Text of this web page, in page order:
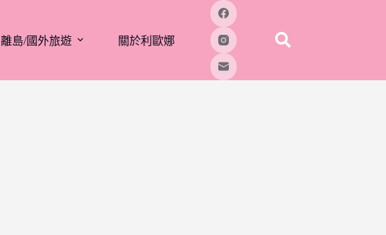
離島/國外旅遊 關於利歐娜